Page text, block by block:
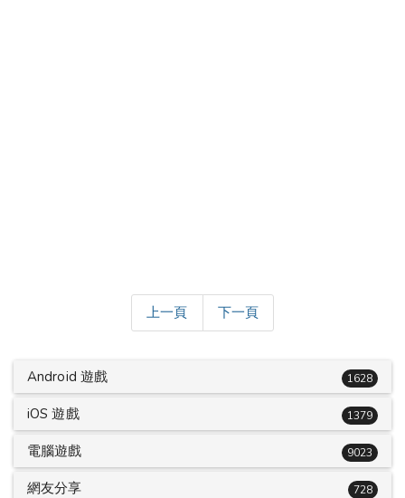
上一頁 下一頁
Android 遊戲 1628
iOS 遊戲 1379
電腦遊戲 9023
網友分享 728